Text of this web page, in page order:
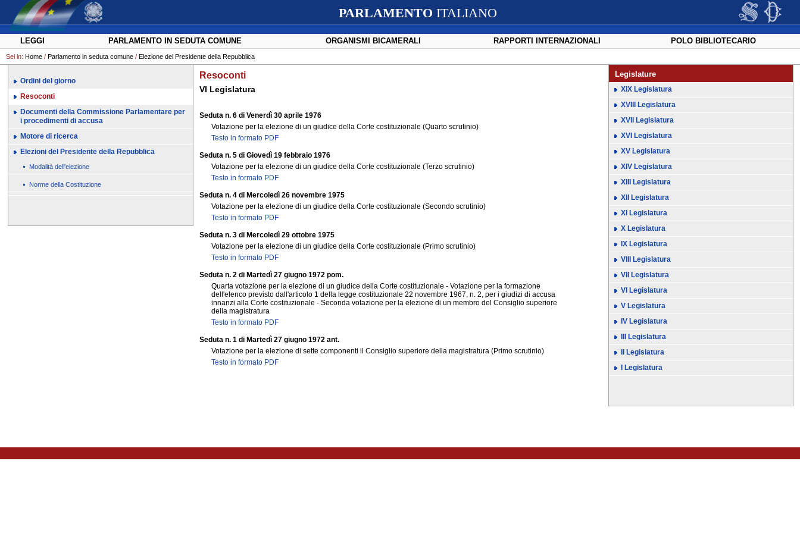
PARLAMENTO ITALIANO
LEGGI PARLAMENTO IN SEDUTA COMUNE ORGANISMI BICAMERALI RAPPORTI INTERNAZIONALI POLO BIBLIOTECARIO
Sei in: Home / Parlamento in seduta comune / Elezione del Presidente della Repubblica
Ordini del giorno
Resoconti
Documenti della Commissione Parlamentare per
i procedimenti di accusa
Motore di ricerca
Elezioni del Presidente della Repubblica
Modalità dell'elezione
Norme della Costituzione
Resoconti
VI Legislatura
Seduta n. 6 di Venerdì 30 aprile 1976
Votazione per la elezione di un giudice della Corte costituzionale (Quarto scrutinio)
Testo in formato PDF
Seduta n. 5 di Giovedì 19 febbraio 1976
Votazione per la elezione di un giudice della Corte costituzionale (Terzo scrutinio)
Testo in formato PDF
Seduta n. 4 di Mercoledì 26 novembre 1975
Votazione per la elezione di un giudice della Corte costituzionale (Secondo scrutinio)
Testo in formato PDF
Seduta n. 3 di Mercoledì 29 ottobre 1975
Votazione per la elezione di un giudice della Corte costituzionale (Primo scrutinio)
Testo in formato PDF
Seduta n. 2 di Martedì 27 giugno 1972 pom.
Quarta votazione per la elezione di un giudice della Corte costituzionale - Votazione per la formazione
dell'elenco previsto dall'articolo 1 della legge costituzionale 22 novembre 1967, n. 2, per i giudizi di accusa
innanzi alla Corte costituzionale - Seconda votazione per la elezione di un membro del Consiglio superiore
della magistratura
Testo in formato PDF
Seduta n. 1 di Martedì 27 giugno 1972 ant.
Votazione per la elezione di sette componenti il Consiglio superiore della magistratura (Primo scrutinio)
Testo in formato PDF
Legislature
XIX Legislatura
XVIII Legislatura
XVII Legislatura
XVI Legislatura
XV Legislatura
XIV Legislatura
XIII Legislatura
XII Legislatura
XI Legislatura
X Legislatura
IX Legislatura
VIII Legislatura
VII Legislatura
VI Legislatura
V Legislatura
IV Legislatura
III Legislatura
II Legislatura
I Legislatura